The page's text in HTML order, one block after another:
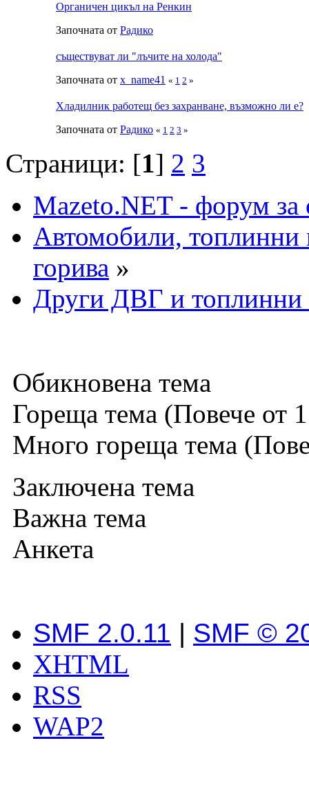
Органичен цикъл на Ренкин
Започната от Радико
съществуват ли "лъчите на холода"
Започната от x_name41 « 1 2 »
Хладилник работещ без захранване, възможно ли е?
Започната от Радико « 1 2 3 »
Страници: [1] 2 3
Mazeto.NET - форум за
Автомобили,
горива »
Други ДВГ и
Обикновена тема
Гореща тема (Повече от
Много гореща тема
Заключена тема
Важна тема
Анкета
SMF 2.0.11 | SMF ©
XHTML
RSS
WAP2